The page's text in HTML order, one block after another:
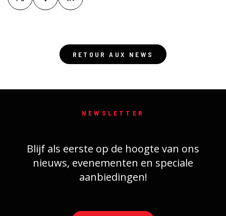
RETOUR AUX NEWS
NEWSLETTER
Blijf als eerste op de hoogte van ons
nieuws, evenementen en speciale
aanbiedingen!